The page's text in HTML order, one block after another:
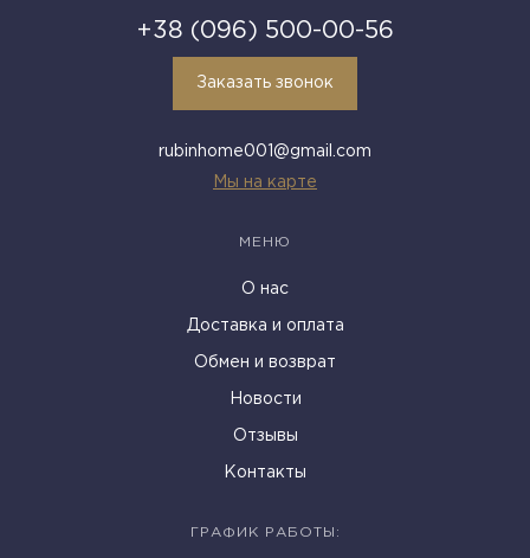
+38 (096) 500-00-56
Заказать звонок
rubinhome001@gmail.com
Мы на карте
МЕНЮ
О нас
Доставка и оплата
Обмен и возврат
Новости
Отзывы
Контакты
ГРАФИК РАБОТЫ: